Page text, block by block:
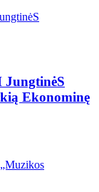
Ekonominę